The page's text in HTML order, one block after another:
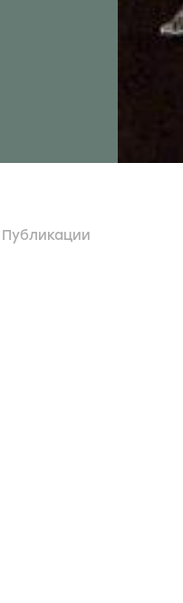
Публикации